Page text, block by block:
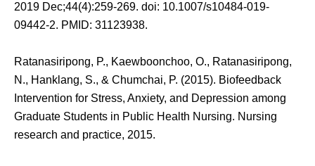
2019 Dec;44(4):259-269. doi: 10.1007/s10484-019-
09442-2. PMID: 31123938.
Ratanasiripong, P., Kaewboonchoo, O., Ratanasiripong,
N., Hanklang, S., & Chumchai, P. (2015). Biofeedback
Intervention for Stress, Anxiety, and Depression among
Graduate Students in Public Health Nursing. Nursing
research and practice, 2015.